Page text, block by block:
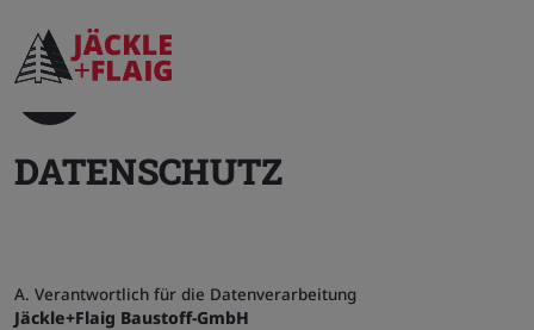
DATENSCHUTZ
A. Verantwortlich für die Datenverarbeitung
Jäckle+Flaig Baustoff-GmbH